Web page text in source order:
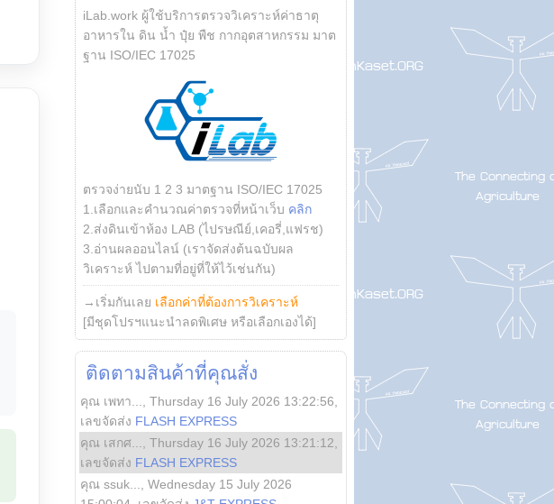
iLab.work ผู้ใช้บริการตรวจวิเคราะห์ค่าธาตุ
อาหารใน ดิน น้ำ ปุ๋ย พืช กากอุตสาหกรรม มาต
ฐาน ISO/IEC 17025
ตรวจง่ายนับ 1 2 3 มาตฐาน ISO/IEC 17025
1.เลือกและคำนวณค่าตรวจที่หน้าเว็บ คลิก
2.ส่งดินเข้าห้อง LAB (ไปรษณีย์,เคอรี่,แฟรช)
3.อ่านผลออนไลน์ (เราจัดส่งต้นฉบับผล
วิเคราะห์ ไปตามที่อยู่ที่ให้ไว้เช่นกัน)
→เริ่มกันเลย เลือกค่าที่ต้องการวิเคราะห์
[มีชุดโปรฯแนะนำลดพิเศษ หรือเลือกเองได้]
ติดตามสินค้าที่คุณสั่ง
คุณ เพทา... Thursday 16 July 2026 13:22:56
เลขจัดส่ง FLASH EXPRESS
คุณ เสกศ...
Thursday 16 July 2026 13:21:12
เลขจัดส่ง FLASH EXPRESS
คุณ ssuk...
Wednesday 15 July 2026